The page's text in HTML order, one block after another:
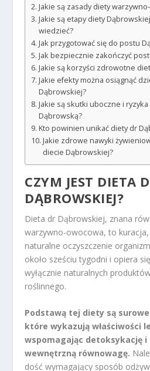
Jakie są zasady diety
Jakie są etapy diety
wiedzieć?
Jak przygotować się do postu
Jak bezpiecznie zakończyć
Jakie są korzyści zdrowotne
Jakie efekty można osiągnąć
Dąbrowskiej?
Jakie są skutki uboczne i
Dąbrowską?
Kto powinien unikać diety dr
Jakie zdrowe nawyki
diecie Dąbrowskiej?
CZYM JEST DIETA
DĄBROWSKIEJ?
Dieta dr Dąbrowskiej, znana
warzywno-owocowa, to
naturalne oczyszczenie
około sześciu tygodni i opiera
wyłącznie naturalnych
roślinnego.
Podstawą tej diety są
które wykazują właściwości
wspomagając detoksykację i
wewnętrzną równowagę.
dość wymagający sposób